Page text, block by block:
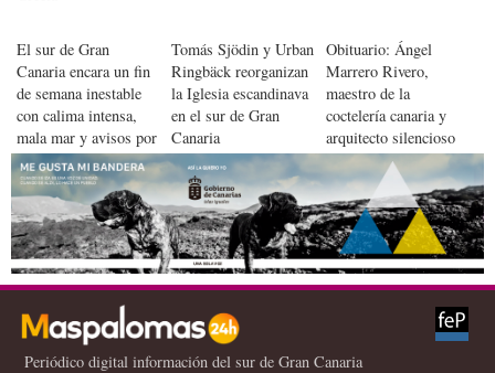
El sur de Gran
Canaria encara un fin
de semana inestable
con calima intensa,
mala mar y avisos por
AEMET Canarias
Tomás Sjödin y Urban
Ringbäck reorganizan
la Iglesia escandinava
en el sur de Gran
Canaria
Obituario: Ángel
Marrero Rivero,
maestro de la
coctelería canaria y
arquitecto silencioso
del Maspalomas
turístico
Periódico digital información del sur de Gran Canaria